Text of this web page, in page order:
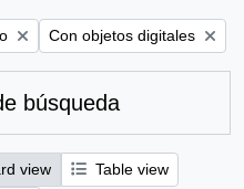
filter:Remove filter:
Con objetos digitales
búsqueda
view
Table view